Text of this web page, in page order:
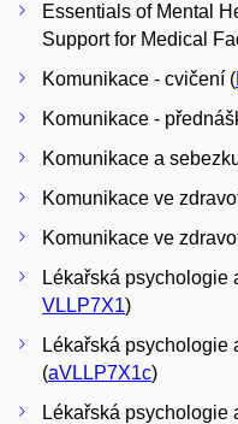
Essentials of Mental
Support for Medical
Komunikace - cvičení (
Komunikace -
Komunikace a
Komunikace ve
Komunikace ve
Lékařská psychologie
VLLP7X1)
Lékařská psychologie
(aVLLP7X1c)
Lékařská psychologie